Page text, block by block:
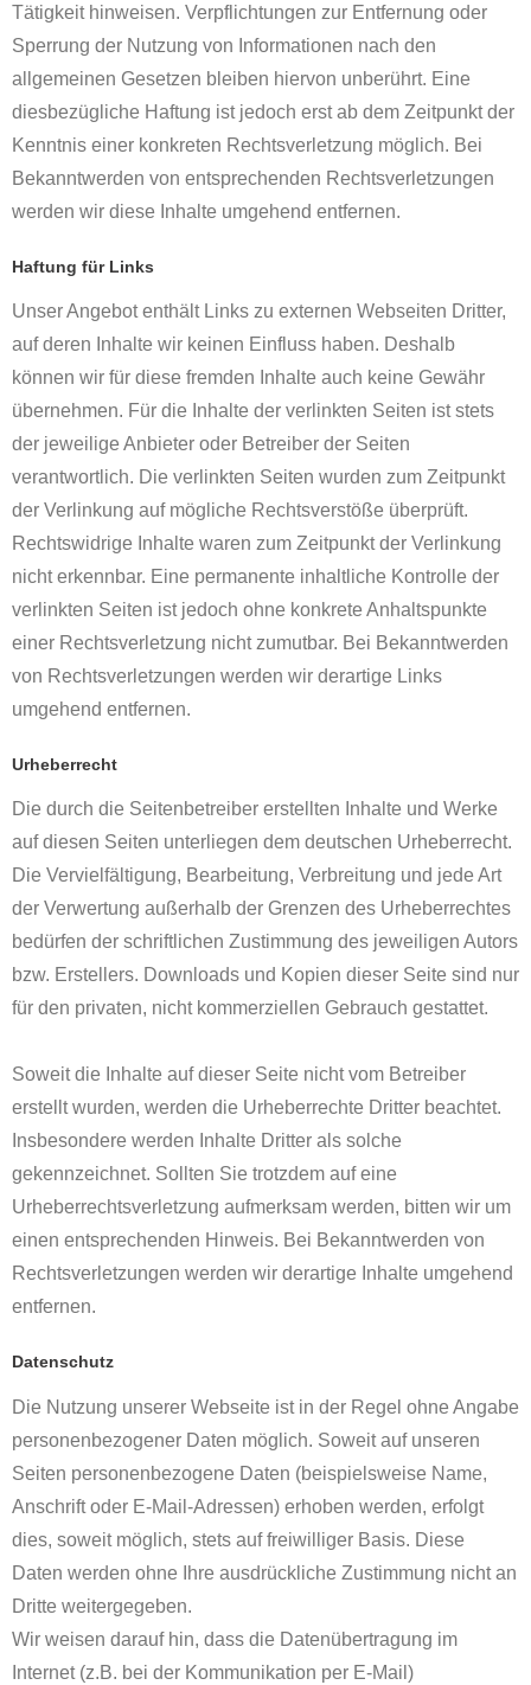
Tätigkeit hinweisen. Verpflichtungen zur Entfernung oder
Sperrung der Nutzung von Informationen nach den
allgemeinen Gesetzen bleiben hiervon unberührt. Eine
diesbezügliche Haftung ist jedoch erst ab dem Zeitpunkt der
Kenntnis einer konkreten Rechtsverletzung möglich. Bei
Bekanntwerden von entsprechenden Rechtsverletzungen
werden wir diese Inhalte umgehend entfernen.
Haftung für Links
Unser Angebot enthält Links zu externen Webseiten Dritter,
auf deren Inhalte wir keinen Einfluss haben. Deshalb
können wir für diese fremden Inhalte auch keine Gewähr
übernehmen. Für die Inhalte der verlinkten Seiten ist stets
der jeweilige Anbieter oder Betreiber der Seiten
verantwortlich. Die verlinkten Seiten wurden zum Zeitpunkt
der Verlinkung auf mögliche Rechtsverstöße überprüft.
Rechtswidrige Inhalte waren zum Zeitpunkt der Verlinkung
nicht erkennbar. Eine permanente inhaltliche Kontrolle der
verlinkten Seiten ist jedoch ohne konkrete Anhaltspunkte
einer Rechtsverletzung nicht zumutbar. Bei Bekanntwerden
von Rechtsverletzungen werden wir derartige Links
umgehend entfernen.
Urheberrecht
Die durch die Seitenbetreiber erstellten Inhalte und Werke
auf diesen Seiten unterliegen dem deutschen Urheberrecht.
Die Vervielfältigung, Bearbeitung, Verbreitung und jede Art
der Verwertung außerhalb der Grenzen des Urheberrechtes
bedürfen der schriftlichen Zustimmung des jeweiligen Autors
bzw. Erstellers. Downloads und Kopien dieser Seite sind nur
für den privaten, nicht kommerziellen Gebrauch gestattet.
Soweit die Inhalte auf dieser Seite nicht vom Betreiber
erstellt wurden, werden die Urheberrechte Dritter beachtet.
Insbesondere werden Inhalte Dritter als solche
gekennzeichnet. Sollten Sie trotzdem auf eine
Urheberrechtsverletzung aufmerksam werden, bitten wir um
einen entsprechenden Hinweis. Bei Bekanntwerden von
Rechtsverletzungen werden wir derartige Inhalte umgehend
entfernen.
Datenschutz
Die Nutzung unserer Webseite ist in der Regel ohne Angabe
personenbezogener Daten möglich. Soweit auf unseren
Seiten personenbezogene Daten (beispielsweise Name,
Anschrift oder E-Mail-Adressen) erhoben werden, erfolgt
dies, soweit möglich, stets auf freiwilliger Basis. Diese
Daten werden ohne Ihre ausdrückliche Zustimmung nicht an
Dritte weitergegeben.
Wir weisen darauf hin, dass die Datenübertragung im
Internet (z.B. bei der Kommunikation per E-Mail)